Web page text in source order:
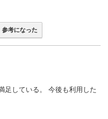
参考になった
足している。 今後も利用した